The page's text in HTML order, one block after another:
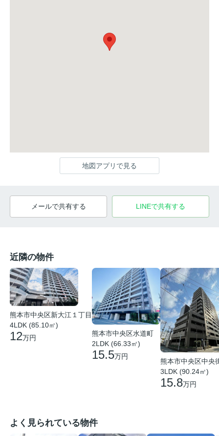
地図アプリで見る
メールで共有する LINEで共有する
近隣の物件
熊本市中央区新大江１丁目
4LDK (85.10㎡)
12万円
熊本市中央区水道町
2LDK (66.33㎡)
15.5万円
熊本市中央区中央
3LDK (90.24㎡)
15.8万円
よく見られている物件